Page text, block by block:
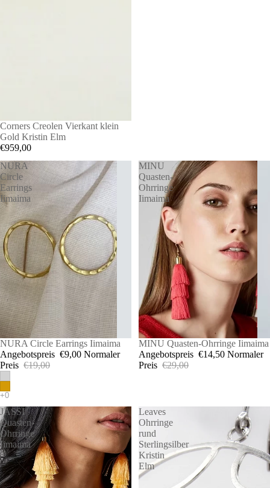
Corners Creolen Vierkant klein
Gold Kristin Elm
€959,00
NURA
Circle
Earrings
Iimaima
SALE
NURA Circle Earrings Iimaima
Angebotspreis €9,00 Normaler
Preis €19,00
MINU
Quasten-
Ohrringe
Iimaima
SALE
MINU Quasten-Ohrringe Iimaima
Angebotspreis €14,50 Normaler
Preis €29,00
JASSI
Quasten-
Ohrringe
Iimaima
Leaves
Ohrringe
rund
Sterlingsilber
Kristin
Elm